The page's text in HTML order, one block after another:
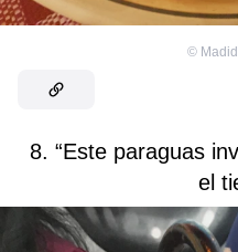
©
8. “Este paraguas
el